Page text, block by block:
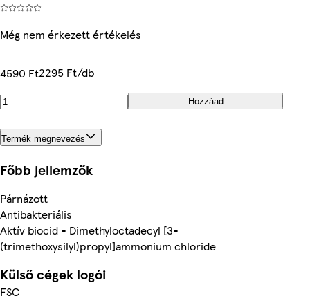
Még nem érkezett értékelés
4590 Ft2295 Ft/db
Hozzáad
Termék megnevezés
Főbb jellemzők
Párnázott
Antibakteriális
Aktív biocid - Dimethyloctadecyl [3-
(trimethoxysilyl)propyl]ammonium chloride
Külső cégek logói
FSC